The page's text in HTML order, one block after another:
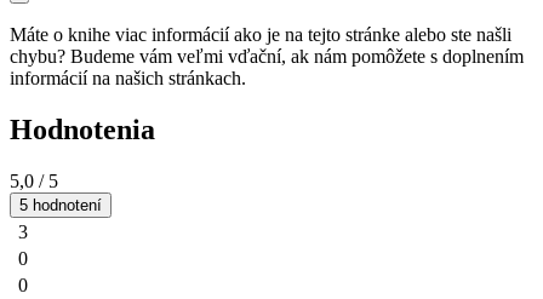
Máte o knihe viac informácií ako je na tejto stránke alebo ste našli
chybu? Budeme vám veľmi vďační, ak nám pomôžete s doplnením
informácií na našich stránkach.
Hodnotenia
5,0 / 5
5 hodnotení
3
0
0